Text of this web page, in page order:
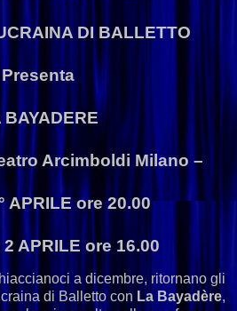
DI BALLETTO
Presenta
BAYADERE
Arcimboldi Milano –
APRILE ore 20.00
APRILE ore 16.00
a dicembre, ritornano gli
di Balletto con La Bayadère,